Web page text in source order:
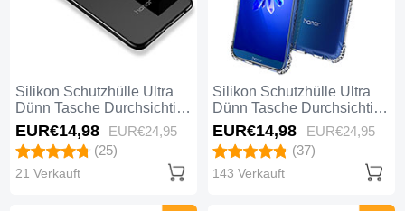
Silikon Schutzhülle Ultra
Dünn Tasche Durchsichtig
Transparent H01 für
Huawei Honor 9 Lite
Schwarz
EUR€14,98 EUR€24,95
(25)
21 Verkauft
Silikon Schutzhülle Ultra
Dünn Tasche Durchsichtig
Transparent T09 für
Huawei Honor 9 Lite Klar
EUR€14,98 EUR€24,95
(37)
143 Verkauft